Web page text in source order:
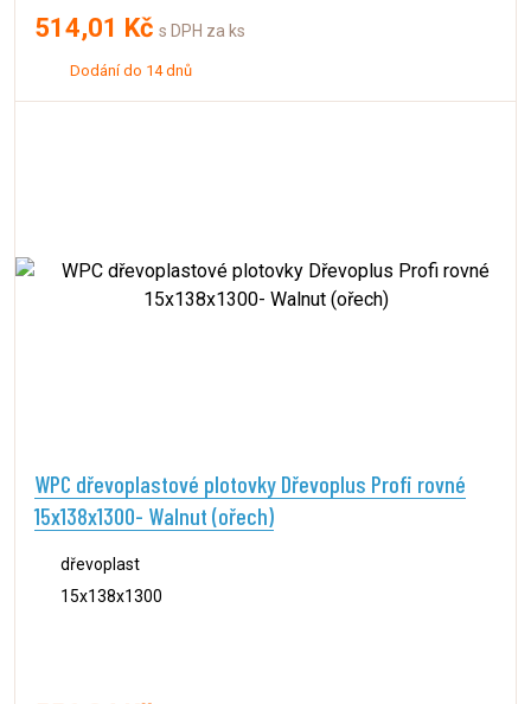
514,01 Kč s DPH za ks
Dodání do 14 dnů
WPC dřevoplastové plotovky Dřevoplus Profi rovné
15x138x1300- Walnut (ořech)
dřevoplast
15x138x1300